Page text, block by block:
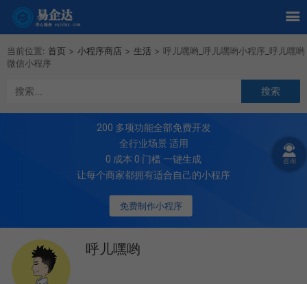
当前位置: 首页 > 小程序商店 > 生活 > 呼儿嘿哟_呼儿嘿哟小程序_呼儿嘿哟
微信小程序
免费制作小程序
200 多项功能全部免费开发
全行业场景 适用
0 成本 0 门槛 一键生成
让每个商家都拥有适合自己的小程序
呼儿嘿哟